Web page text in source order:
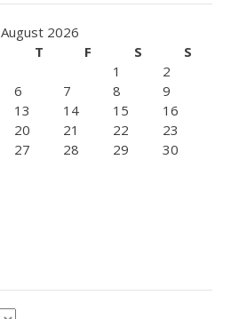
August 2026
T F S
S
1
2
6 7 8
9
13 14 15
16
20 21 22
23
27 28 29
30